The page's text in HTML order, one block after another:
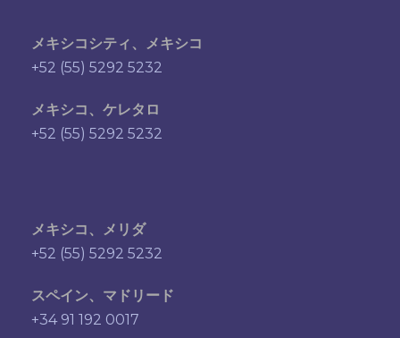
メキシコシティ、メキシコ
+52 (55) 5292 5232
メキシコ、ケレタロ
+52 (55) 5292 5232
メキシコ、メリダ
+52 (55) 5292 5232
スペイン、マドリード
+34 91 192 0017